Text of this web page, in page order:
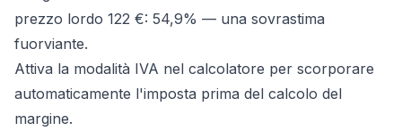
prezzo lordo 122 €: 54,9% — una sovrastima
fuorviante.
Attiva la modalità IVA nel calcolatore per scorporare
automaticamente l'imposta prima del calcolo del
margine.